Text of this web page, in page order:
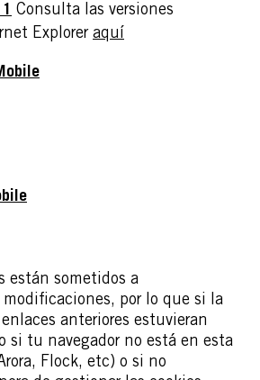
Consulta las versiones
Exploreraquí
están sometidos a
por lo que si la
anteriores estuvieran
si tu navegador no está en esta
Flock, etc) o si no